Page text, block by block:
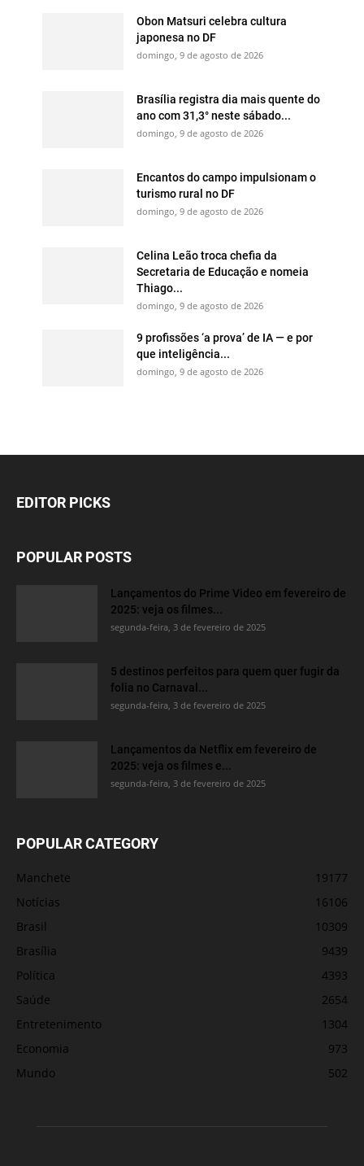
Obon Matsuri celebra cultura
japonesa no DF
domingo, 9 de agosto de 2026
Brasília registra dia mais quente do
ano com 31,3° neste sábado...
domingo, 9 de agosto de 2026
Encantos do campo impulsionam o
turismo rural no DF
domingo, 9 de agosto de 2026
Celina Leão troca chefia da
Secretaria de Educação e nomeia
Thiago...
domingo, 9 de agosto de 2026
9 profissões ‘a prova’ de IA — e por
que inteligência...
domingo, 9 de agosto de 2026
EDITOR PICKS
POPULAR POSTS
Lançamentos do Prime Video em fevereiro de
2025: veja os filmes...
segunda-feira, 3 de fevereiro de 2025
5 destinos perfeitos para quem quer fugir da
folia no Carnaval...
segunda-feira, 3 de fevereiro de 2025
Lançamentos da Netflix em fevereiro de
2025: veja os filmes e...
segunda-feira, 3 de fevereiro de 2025
POPULAR CATEGORY
Manchete
19177
Notícias
16106
Brasil
10309
Brasília
9439
Política
4393
Saúde
2654
Entretenimento
1304
Economia
973
Mundo
502